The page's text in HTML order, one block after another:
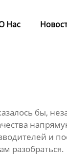
Нас
бы,
и
разобраться.